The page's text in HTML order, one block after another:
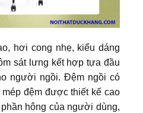
hơi cong nhẹ, kiểu dáng
sát lưng kết hợp tựa đầu
người ngồi. Đệm ngồi có
đệm được thiết kế cao
hông của người dùng,